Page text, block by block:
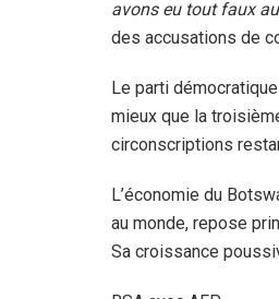
avons eu tout faux
des accusations de
Le parti
mieux que la
circonscriptions
L’économie du
au monde, repose
Sa croissance